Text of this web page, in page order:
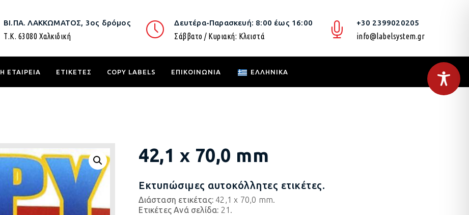
ΒΙ.ΠΑ. ΛΑΚΚΩΜΑΤΟΣ, 3ος δρόμος
Τ.Κ. 63080 Χαλκιδική
Δευτέρα-Παρασκευή: 8:00 έως 16:00
Σάββατο / Κυριακή: Κλειστά
+30 2399020205
info@labelsystem.gr
Η ΕΤΑΙΡΕΙΑ ΕΤΙΚΕΤΕΣ COPY LABELS ΕΠΙΚΟΙΝΩΝΙΑ ΕΛΛΗΝΙΚΆ
42,1 x 70,0 mm
Εκτυπώσιμες αυτοκόλλητες ετικέτες.
Διάσταση ετικέτας: 42,1 x 70,0 mm.
Ετικέτες Ανά σελίδα: 21.